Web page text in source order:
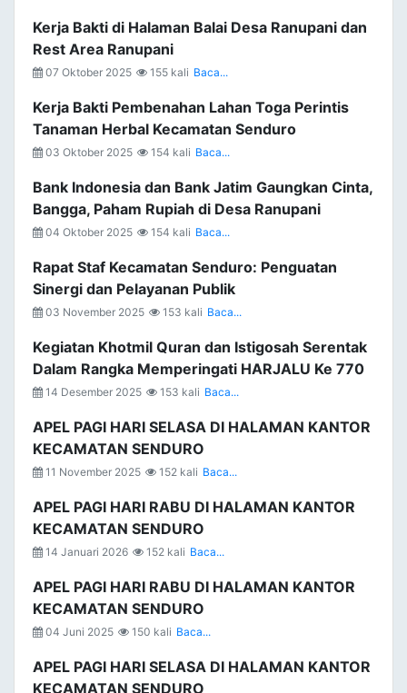
Kerja Bakti di Halaman Balai Desa Ranupani dan
Rest Area Ranupani
07 Oktober 2025 155 kali Baca...
Kerja Bakti Pembenahan Lahan Toga Perintis
Tanaman Herbal Kecamatan Senduro
03 Oktober 2025 154 kali Baca...
Bank Indonesia dan Bank Jatim Gaungkan Cinta,
Bangga, Paham Rupiah di Desa Ranupani
04 Oktober 2025 154 kali Baca...
Rapat Staf Kecamatan Senduro: Penguatan
Sinergi dan Pelayanan Publik
03 November 2025 153 kali Baca...
Kegiatan Khotmil Quran dan Istigosah Serentak
Dalam Rangka Memperingati HARJALU Ke 770
14 Desember 2025 153 kali Baca...
APEL PAGI HARI SELASA DI HALAMAN KANTOR
KECAMATAN SENDURO
11 November 2025 152 kali Baca...
APEL PAGI HARI RABU DI HALAMAN KANTOR
KECAMATAN SENDURO
14 Januari 2026 152 kali Baca...
APEL PAGI HARI RABU DI HALAMAN KANTOR
KECAMATAN SENDURO
04 Juni 2025 150 kali Baca...
APEL PAGI HARI SELASA DI HALAMAN KANTOR
KECAMATAN SENDURO